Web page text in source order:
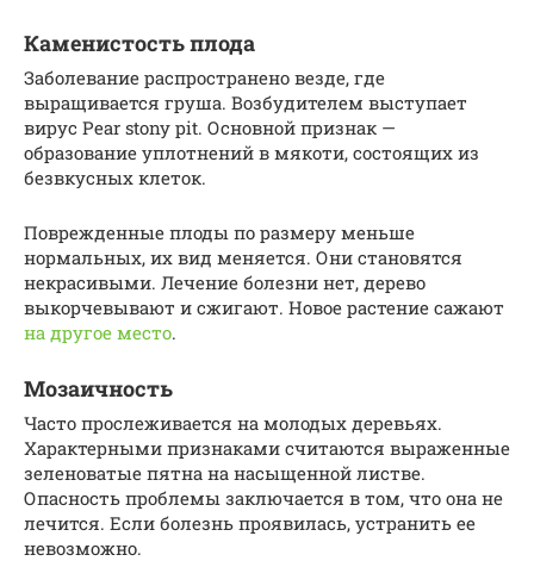
Каменистость плода
Заболевание распространено везде, где
выращивается груша. Возбудителем выступает
вирус Pear stony pit. Основной признак —
образование уплотнений в мякоти, состоящих из
безвкусных клеток.
Поврежденные плоды по размеру меньше
нормальных, их вид меняется. Они становятся
некрасивыми. Лечение болезни нет, дерево
выкорчевывают и сжигают. Новое растение сажают
на другое место.
Мозаичность
Часто прослеживается на молодых деревьях.
Характерными признаками считаются выраженные
зеленоватые пятна на насыщенной листве.
Опасность проблемы заключается в том, что она не
лечится. Если болезнь проявилась, устранить ее
невозможно.